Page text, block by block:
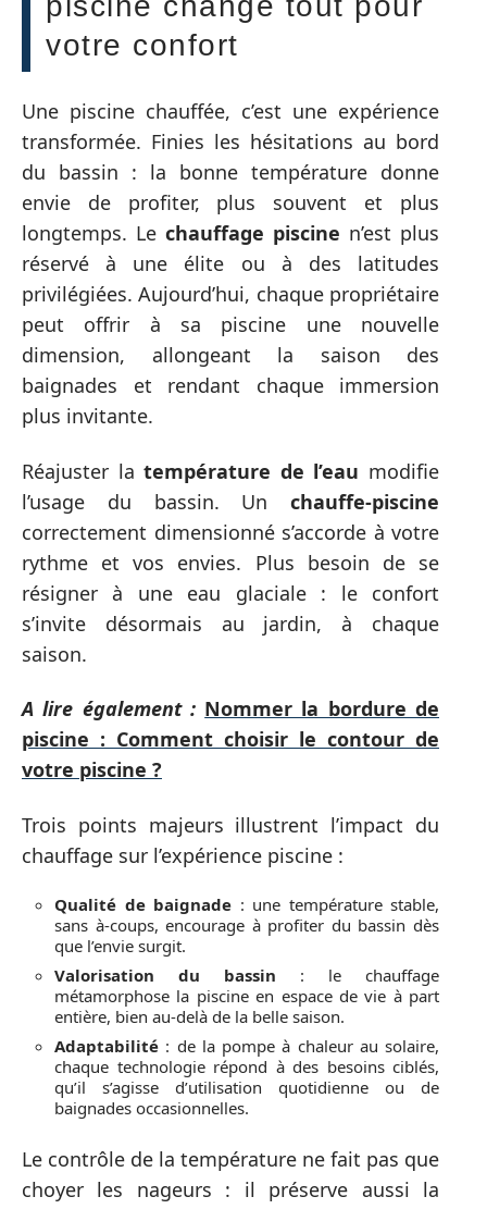
votre confort
Une piscine chauffée, c’est une expérience
transformée. Finies les hésitations au bord
du bassin : la bonne température donne
envie de profiter, plus souvent et plus
longtemps. Le chauffage piscine n’est plus
réservé à une élite ou à des latitudes
privilégiées. Aujourd’hui, chaque propriétaire
peut offrir à sa piscine une nouvelle
dimension, allongeant la saison des
baignades et rendant chaque immersion
plus invitante.
Réajuster latempérature de l’eau modifie
l’usage du bassin. Un chauffe-piscine
correctement dimensionné s’accorde à votre
rythme et vos envies. Plus besoin de se
résigner à une eau glaciale : le confort
s’invite désormais au jardin, à chaque
saison.
A lire également : Nommer la bordure de
piscine : Comment choisir le contour de
votre piscine ?
Trois points majeurs illustrent l’impact du
chauffage sur l’expérience piscine :
Qualité de baignade : une température stable,
sans à-coups, encourage à profiter du bassin dès
que l’envie surgit.
Valorisation du bassin : le chauffage
métamorphose la piscine en espace de vie à part
entière, bien au-delà de la belle saison.
Adaptabilité : de la pompe à chaleur au solaire,
chaque technologie répond à des besoins ciblés,
qu’il s’agisse d’utilisation quotidienne ou de
baignades occasionnelles.
Le contrôle de la température ne fait pas que
choyer les nageurs : il préserve aussi la